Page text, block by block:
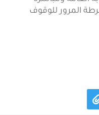
المرور للوقوف